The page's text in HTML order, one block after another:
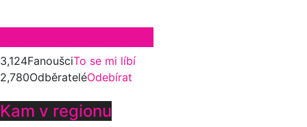
3,124FanoušciTo se mi líbí
2,780OdběrateléOdebírat
Kam v regionu